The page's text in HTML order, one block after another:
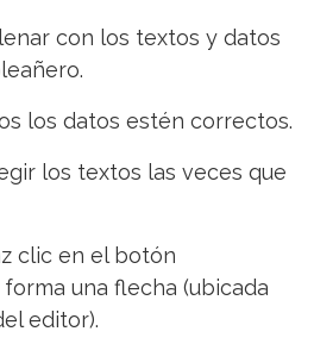
con los textos y datos
los datos estén correctos.
los textos las veces que
clic en el botón
una flecha (ubicada
editor).